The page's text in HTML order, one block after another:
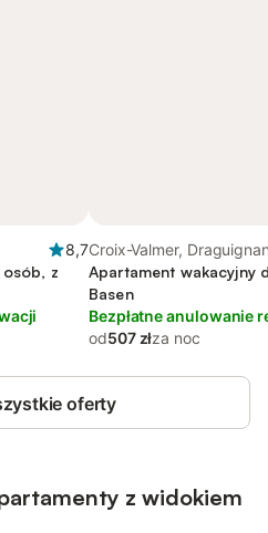
8,7
z
Croix-Valmer,
Apartament wakacyjny
Basen
Bezpłatne anulowanie
od507 złza noc
oferty
z widokiem